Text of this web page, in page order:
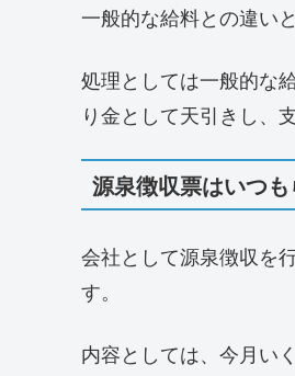
一般的な給料との違い
処理としては一般的な
り金として天引きし、
源泉徴収票はいつも
会社として源泉徴収を
す。
内容としては、今月い